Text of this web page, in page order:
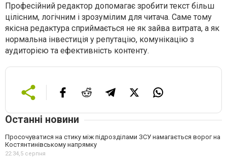
Професійний редактор допомагає зробити текст більш
цілісним, логічним і зрозумілим для читача. Саме тому
якісна редактура сприймається не як зайва витрата, а як
нормальна інвестиція у репутацію, комунікацію з
аудиторією та ефективність контенту.
Останні новини
Просочуватися на стику між підрозділами ЗСУ намагається ворог на
Костянтинівському напрямку
22:34,5 серпня